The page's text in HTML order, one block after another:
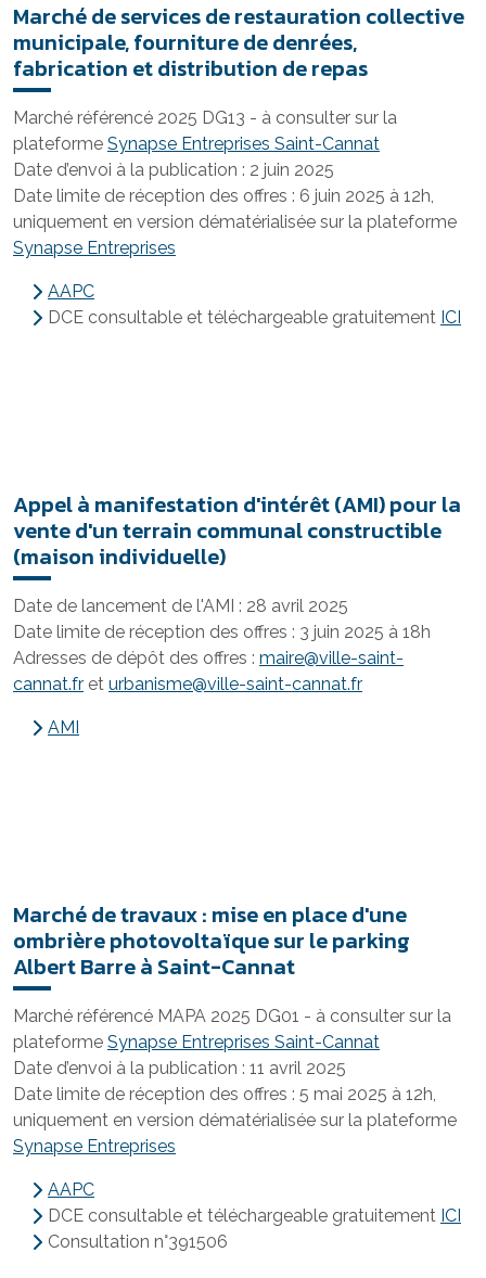
Marché de services de restauration collective
municipale, fourniture de denrées,
fabrication et distribution de repas
Marché référencé 2025 DG13 - à consulter sur la
plateforme Synapse Entreprises Saint-Cannat
Date d’envoi à la publication : 2 juin 2025
Date limite de réception des offres : 6 juin 2025 à 12h,
uniquement en version dématérialisée sur la plateforme
Synapse Entreprises
AAPC
DCE consultable et téléchargeable gratuitement ICI
Appel à manifestation d'intérêt (AMI) pour la
vente d'un terrain communal constructible
(maison individuelle)
Date de lancement de l'AMI : 28 avril 2025
Date limite de réception des offres : 3 juin 2025 à 18h
Adresses de dépôt des offres : maire@ville-saint-
cannat.fr et urbanisme@ville-saint-cannat.fr
AMI
Marché de travaux : mise en place d'une
ombrière photovoltaïque sur le parking
Albert Barre à Saint-Cannat
Marché référencé MAPA 2025 DG01 - à consulter sur la
plateforme Synapse Entreprises Saint-Cannat
Date d’envoi à la publication : 11 avril 2025
Date limite de réception des offres : 5 mai 2025 à 12h,
uniquement en version dématérialisée sur la plateforme
Synapse Entreprises
AAPC
DCE consultable et téléchargeable gratuitement ICI
Consultation n°391506